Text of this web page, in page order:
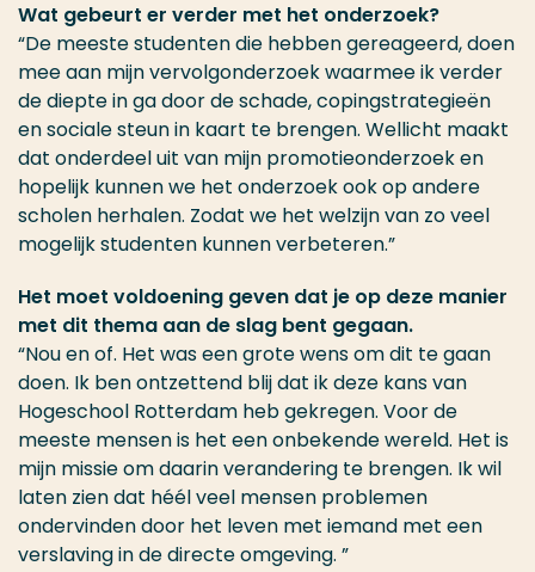
Wat gebeurt er verder met het onderzoek?
“De meeste studenten die hebben gereageerd, doen
mee aan mijn vervolgonderzoek waarmee ik verder
de diepte in ga door de schade, copingstrategieën
en sociale steun in kaart te brengen. Wellicht maakt
dat onderdeel uit van mijn promotieonderzoek en
hopelijk kunnen we het onderzoek ook op andere
scholen herhalen. Zodat we het welzijn van zo veel
mogelijk studenten kunnen verbeteren.”
Het moet voldoening geven dat je op deze manier
met dit thema aan de slag bent gegaan.
“Nou en of. Het was een grote wens om dit te gaan
doen. Ik ben ontzettend blij dat ik deze kans van
Hogeschool Rotterdam heb gekregen. Voor de
meeste mensen is het een onbekende wereld. Het is
mijn missie om daarin verandering te brengen. Ik wil
laten zien dat héél veel mensen problemen
ondervinden door het leven met iemand met een
verslaving in de directe omgeving. ”